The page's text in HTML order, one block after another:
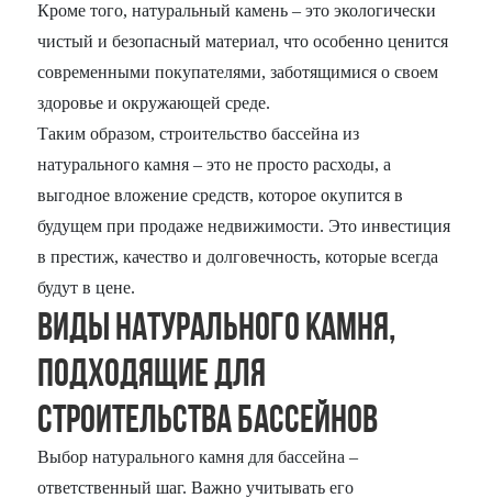
Кроме того, натуральный камень – это экологически
чистый и безопасный материал, что особенно ценится
современными покупателями, заботящимися о своем
здоровье и окружающей среде.
Таким образом, строительство бассейна из
натурального камня – это не просто расходы, а
выгодное вложение средств, которое окупится в
будущем при продаже недвижимости. Это инвестиция
в престиж, качество и долговечность, которые всегда
будут в цене.
Виды натурального камня,
подходящие для
строительства бассейнов
Выбор натурального камня для бассейна –
ответственный шаг. Важно учитывать его